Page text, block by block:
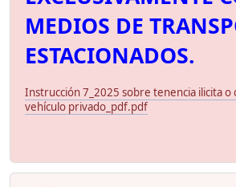
MEDIOS DE
ESTACIONADOS.
Instrucción 7_2025 sobre tenencia ilicita o
vehículo privado_pdf.pdf